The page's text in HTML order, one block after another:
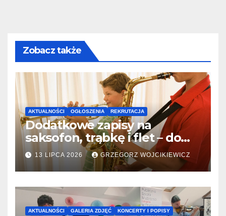
Zobacz także
AKTUALNOŚCI OGŁOSZENIA REKRUTACJA
Dodatkowe zapisy na
saksofon, trąbkę i flet – do
31.07.2026
13 LIPCA 2026 GRZEGORZ WOJCIKIEWICZ
AKTUALNOŚCI GALERIA ZDJĘĆ KONCERTY I POPISY